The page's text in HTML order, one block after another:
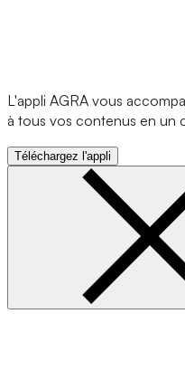
L'appli AGRA vous
à tous vos contenus en un
Téléchargez l'appli